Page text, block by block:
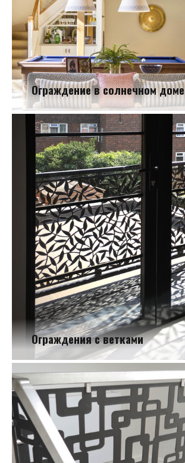
Ограждение в солнечном доме
Ограждение в солнечном доме
Ограждения с ветками
Ограждения с ветками